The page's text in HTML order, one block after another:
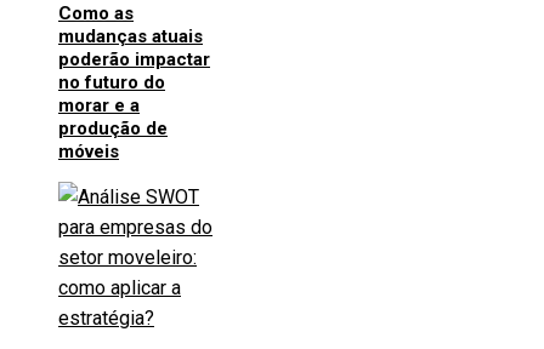
Como as
mudanças atuais
poderão impactar
no futuro do
morar e a
produção de
móveis